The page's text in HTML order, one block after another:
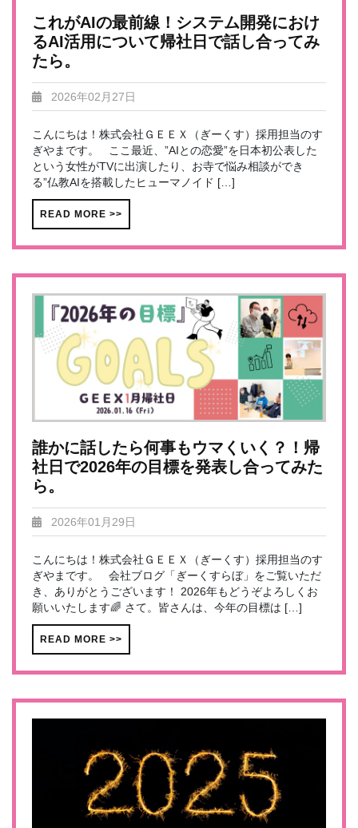
これがAIの最前線！システム開発におけ
るAI活用について帰社日で話し合ってみ
たら。
2026年02月27日
こんにちは！株式会社ＧＥＥＸ（ぎーくす）採用担当のす
ぎやまです。 ここ最近、”AIとの恋愛”を日本初公表した
という女性がTVに出演したり、お寺で悩み相談ができ
る”仏教AIを搭載したヒューマノイド […]
READ MORE >>
誰かに話したら何事もウマくいく？！帰
社日で2026年の目標を発表し合ってみた
ら。
2026年01月29日
こんにちは！株式会社ＧＥＥＸ（ぎーくす）採用担当のす
ぎやまです。 会社ブログ「ぎーくすらぼ」をご覧いただ
き、ありがとうございます！ 2026年もどうぞよろしくお
願いいたします🌈 さて。皆さんは、今年の目標は […]
READ MORE >>